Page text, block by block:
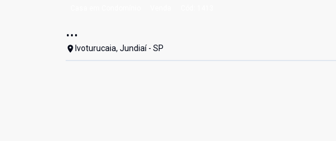
...
Ivoturucaia, Jundiaí - SP